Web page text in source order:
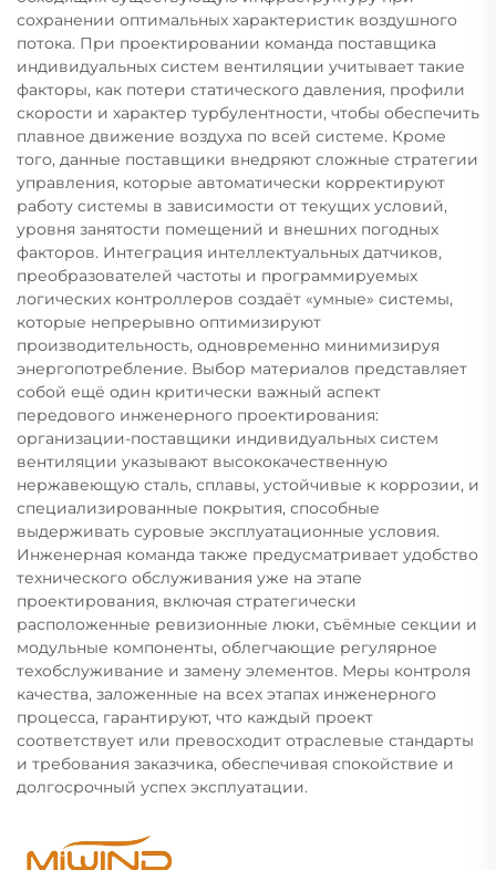
сохранении оптимальных характеристик воздушного
потока. При проектировании команда поставщика
индивидуальных систем вентиляции учитывает такие
факторы, как потери статического давления, профили
скорости и характер турбулентности, чтобы обеспечить
плавное движение воздуха по всей системе. Кроме
того, данные поставщики внедряют сложные стратегии
управления, которые автоматически корректируют
работу системы в зависимости от текущих условий,
уровня занятости помещений и внешних погодных
факторов. Интеграция интеллектуальных датчиков,
преобразователей частоты и программируемых
логических контроллеров создаёт «умные» системы,
которые непрерывно оптимизируют
производительность, одновременно минимизируя
энергопотребление. Выбор материалов представляет
собой ещё один критически важный аспект
передового инженерного проектирования:
организации-поставщики индивидуальных систем
вентиляции указывают высококачественную
нержавеющую сталь, сплавы, устойчивые к коррозии, и
специализированные покрытия, способные
выдерживать суровые эксплуатационные условия.
Инженерная команда также предусматривает удобство
технического обслуживания уже на этапе
проектирования, включая стратегически
расположенные ревизионные люки, съёмные секции и
модульные компоненты, облегчающие регулярное
техобслуживание и замену элементов. Меры контроля
качества, заложенные на всех этапах инженерного
процесса, гарантируют, что каждый проект
соответствует или превосходит отраслевые стандарты
и требования заказчика, обеспечивая спокойствие и
долгосрочный успех эксплуатации.